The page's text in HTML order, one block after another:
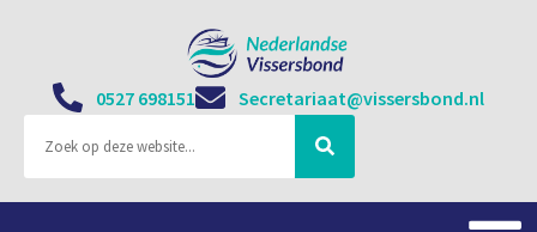
0527 698151 Secretariaat@vissersbond.nl